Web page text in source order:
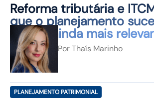
Reforma tributária e
que o planejamento
tornou ainda mais
PorThaís Marinho
PLANEJAMENTO PATRIMONIAL